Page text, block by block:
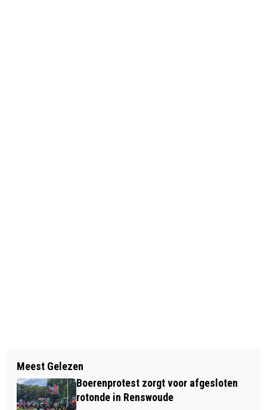
POLITIE ZOEKT OPLICHTER DIE GELD
PINDE VAN 73-JARIGE VROUW HAAR
REKENING
SPEUREN NAAR WILD DOE JE VANAF
NATUURCENTRUM VELUWE! SPEUREN
Meest Gelezen
Boerenprotest zorgt voor afgesloten
rotonde in Renswoude